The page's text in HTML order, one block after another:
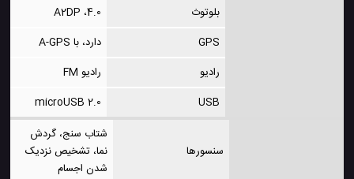
بلوتوث
4.0، A2DP
GPS
دارد، با A-GPS
رادیو
رادیو FM
USB
microUSB 2.0
سنسورها
شتاب سنج، گردش
نما، تشخیص نزدیک
شدن اجسام